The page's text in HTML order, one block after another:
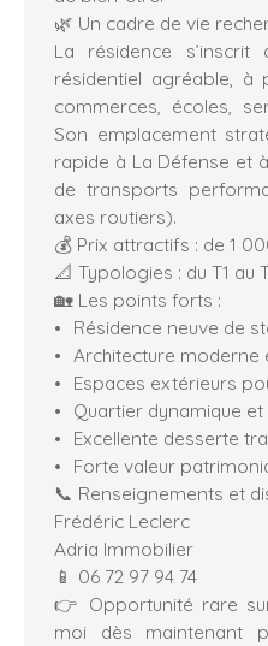
🌿 Un cadre de vie
La résidence s’inscrit
résidentiel agréable, à
commerces, écoles,
Son emplacement
rapide à La Défense et
de transports
axes routiers).
💰 Prix attractifs : de 1
📐 Typologies : du T1 au
🏡 Les points forts :
Résidence neuve de
Architecture moderne
Espaces extérieurs
Quartier dynamique
Excellente desserte
Forte valeur
📞 Renseignements et
Frédéric Leclerc
Adria Immobilier
📱 06 72 97 94 74
👉 Opportunité rare
moi dès maintenant